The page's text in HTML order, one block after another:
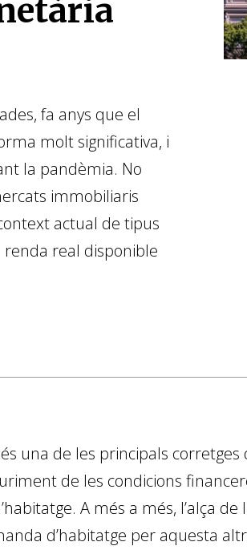
fa anys que el
molt significativa, i
la pandèmia. No
immobiliaris
actual de tipus
real disponible
una de les principals
de les condicions
A més a més, l’alça
d’habitatge per aquesta